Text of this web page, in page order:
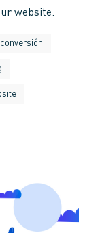
website.
conversión